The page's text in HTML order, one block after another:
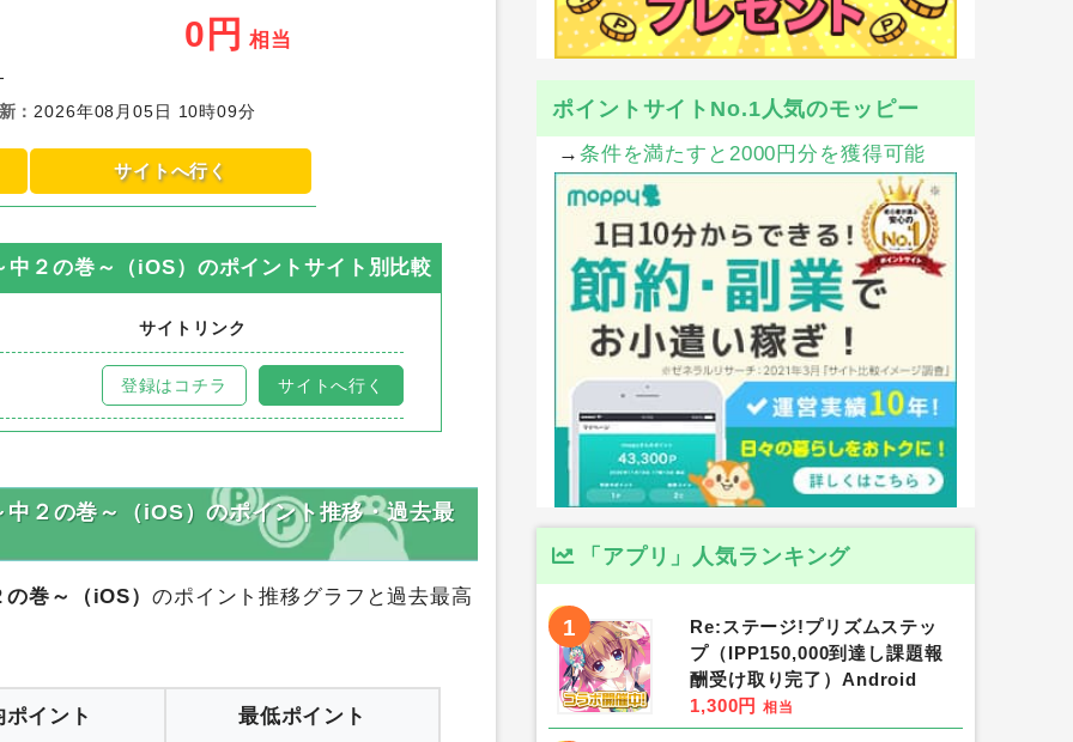
0 円 相当
： 2026年08月05日 10時09分
サイトへ行く
中２の巻～（iOS）のポイントサイト別比較
サイトリンク
登録はコチラ サイトへ行く
巻～（iOS） のポイント推移グラフと過去最高
ポイントサイトNo.1人気のモッピー
→ 条件を満たすと2000円分を獲得可能
「アプリ」人気ランキング
1
Re:ステージ!プリズムステッ
プ（IPP150,000到達し課題報
酬受け取り完了）Android
1,300円 相当